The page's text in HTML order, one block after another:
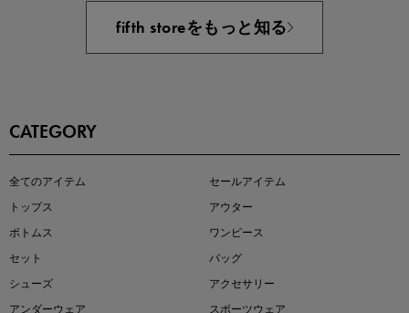
即戦力アイテム続々対象
fifth storeをもっと知る
CATEGORY
全てのアイテム
セールアイテム
トップス
アウター
ボトムス
ワンピース
セット
バッグ
シューズ
アクセサリー
アンダーウェア
スポーツウェア